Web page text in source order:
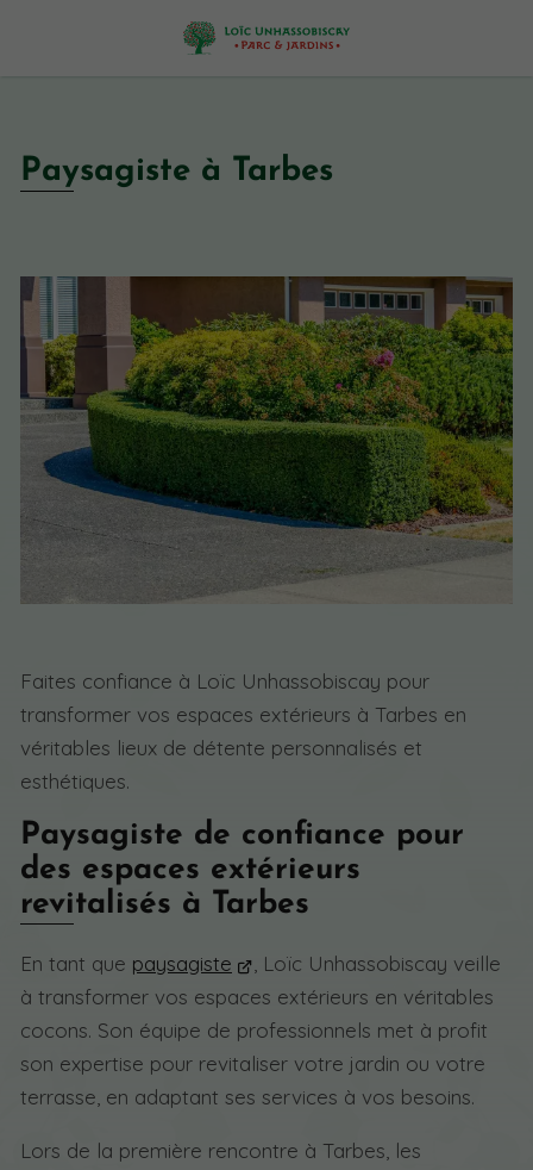
Paysagiste à Tarbes
Faites confiance à Loïc Unhassobiscay pour
transformer vos espaces extérieurs à Tarbes en
véritables lieux de détente personnalisés et
esthétiques.
Paysagiste de confiance pour
des espaces extérieurs
revitalisés à Tarbes
En tant que paysagiste
, Loïc Unhassobiscay veille
à transformer vos espaces extérieurs en véritables
cocons. Son équipe de professionnels met à profit
son expertise pour revitaliser votre jardin ou votre
terrasse, en adaptant ses services à vos besoins.
Lors de la première rencontre à Tarbes, les